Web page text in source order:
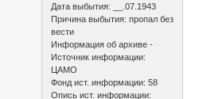
Дата выбытия: __.07.1943
Причина выбытия: пропал без
вести
Информация об архиве -
Источник информации:
ЦАМО
Фонд ист. информации: 58
Опись ист. информации: